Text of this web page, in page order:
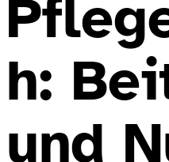
h:
und